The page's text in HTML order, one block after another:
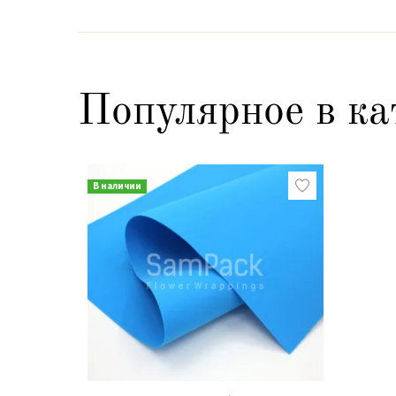
Популярное в
В наличии